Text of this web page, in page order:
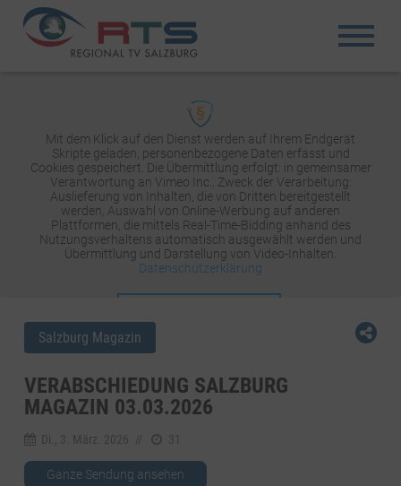
Mit dem Klick auf den Dienst werden auf Ihrem Endgerät
Skripte geladen, personenbezogene Daten erfasst und
Cookies gespeichert. Die Übermittlung erfolgt: in gemeinsamer
Verantwortung an Vimeo Inc.. Zweck der Verarbeitung:
Auslieferung von Inhalten, die von Dritten bereitgestellt
werden, Auswahl von Online-Werbung auf anderen
Plattformen, die mittels Real-Time-Bidding anhand des
Nutzungsverhaltens automatisch ausgewählt werden und
Übermittlung und Darstellung von Video-Inhalten.
Datenschutzerklärung
Salzburg Magazin
VERABSCHIEDUNG SALZBURG
MAGAZIN 03.03.2026
Di., 3. März. 2026 31
Ganze Sendung ansehen